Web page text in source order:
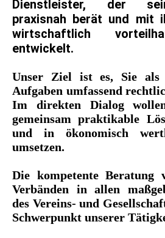
Dienstleister, der
praxisnah berät und mit
wirtschaftlich
entwickelt.
Unser Ziel ist es, Sie als
Aufgaben umfassend
Im direkten Dialog
gemeinsam praktikable
und in ökonomisch
umsetzen.
Die kompetente Beratung
Verbänden in allen
des Vereins- und
Schwerpunkt unserer